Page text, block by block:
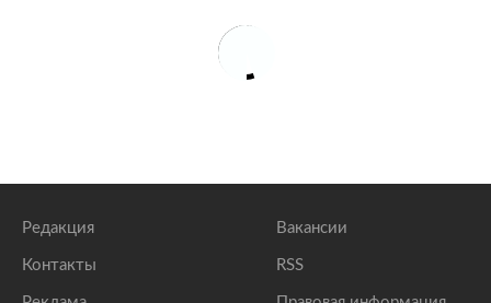
Редакция
Контакты
Вакансии
RSS